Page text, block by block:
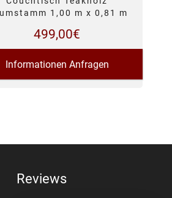
1,00 m x 0,81 m
499,00€
Informationen Anfragen
Reviews